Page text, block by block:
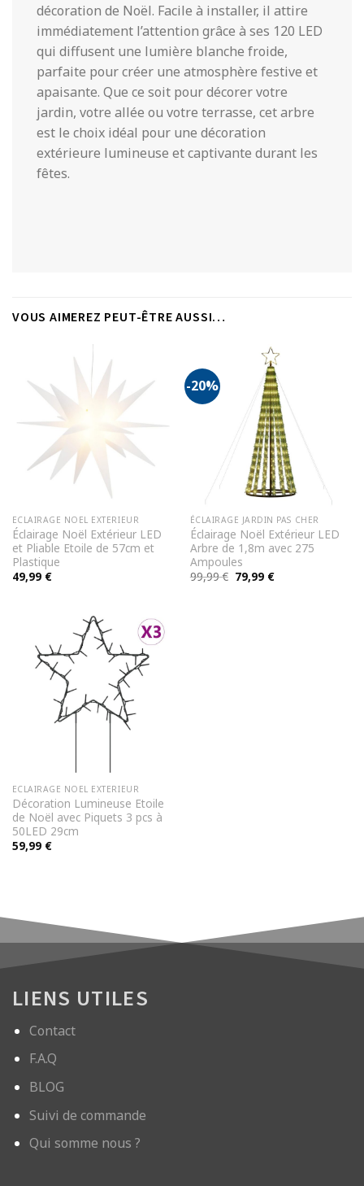
décoration de Noël. Facile à installer, il attire
immédiatement l’attention grâce à ses 120 LED
qui diffusent une lumière blanche froide,
parfaite pour créer une atmosphère festive et
apaisante. Que ce soit pour décorer votre
jardin, votre allée ou votre terrasse, cet arbre
est le choix idéal pour une décoration
extérieure lumineuse et captivante durant les
fêtes.
VOUS AIMEREZ PEUT-ÊTRE AUSSI…
ECLAIRAGE NOEL EXTERIEUR
Éclairage Noël Extérieur LED
et Pliable Etoile de 57cm et
Plastique
49,99 €
-20%
ÉCLAIRAGE JARDIN PAS CHER
Éclairage Noël Extérieur LED
Arbre de 1,8m avec 275
Ampoules
99,99€ Le
prix
79,99 €Le
ECLAIRAGE NOEL EXTERIEUR
Décoration Lumineuse Etoile
de Noël avec Piquets 3 pcs à
50LED 29cm
59,99 €
LIENS UTILES
Contact
F.A.Q
BLOG
Suivi de commande
Qui somme nous ?